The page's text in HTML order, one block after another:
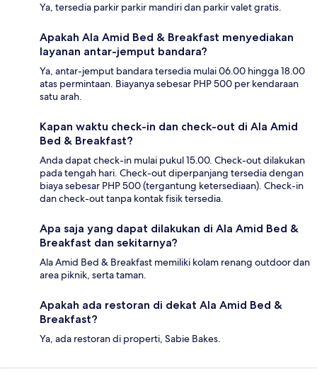
Ya, tersedia parkir parkir mandiri dan parkir valet gratis.
Apakah Ala Amid Bed & Breakfast menyediakan
layanan antar-jemput bandara?
Ya, antar-jemput bandara tersedia mulai 06.00 hingga 18.00
atas permintaan. Biayanya sebesar PHP 500 per kendaraan
satu arah.
Kapan waktu check-in dan check-out di Ala Amid
Bed & Breakfast?
Anda dapat check-in mulai pukul 15.00. Check-out dilakukan
pada tengah hari. Check-out diperpanjang tersedia dengan
biaya sebesar PHP 500 (tergantung ketersediaan). Check-in
dan check-out tanpa kontak fisik tersedia.
Apa saja yang dapat dilakukan di Ala Amid Bed &
Breakfast dan sekitarnya?
Ala Amid Bed & Breakfast memiliki kolam renang outdoor dan
area piknik, serta taman.
Apakah ada restoran di dekat Ala Amid Bed &
Breakfast?
Ya, ada restoran di properti, Sabie Bakes.